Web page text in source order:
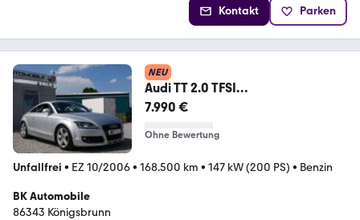
Kontakt Parken
NEU
Audi TT 2.0 TFSI
Scheckheftgepflegt Einparkhilfe
7.990 €
Ohne Bewertung
Unfallfrei • EZ 10/2006• 168.500 km • 147 kW (200 PS) • Benzin
BK Automobile
86343 Königsbrunn